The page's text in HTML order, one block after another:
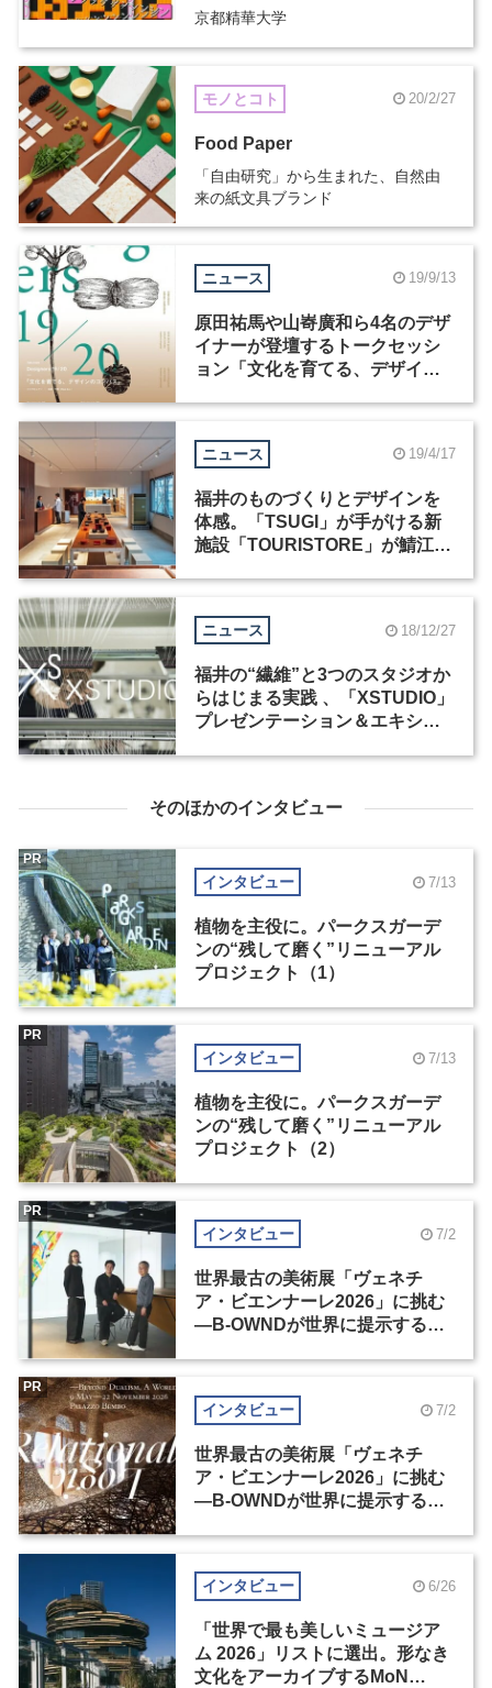
京都精華大学
モノとコト 20/2/27
Food Paper
「自由研究」から生まれた、自然由
来の紙文具ブランド
ニュース 19/9/13
原田祐馬や山㟢廣和ら4名のデザ
イナーが登壇するトークセッシ
ョン「文化を育てる、デザイン
ニュース 19/4/17
福井のものづくりとデザインを
体感。「TSUGI」が手がける新
施設「TOURISTORE」が鯖江に
ニュース 18/12/27
福井の“繊維”と3つのスタジオか
らはじまる実践 、「XSTUDIO」
プレゼンテーション＆エキシビ
そのほかのインタビュー
インタビュー 7/13
植物を主役に。パークスガーデ
ンの“残して磨く”リニューアル
プロジェクト（1）
PR
インタビュー 7/13
植物を主役に。パークスガーデ
ンの“残して磨く”リニューアル
プロジェクト（2）
PR
インタビュー 7/2
世界最古の美術展「ヴェネチ
ア・ビエンナーレ2026」に挑む
―B-OWNDが世界に提示する美
PR
インタビュー 7/2
世界最古の美術展「ヴェネチ
ア・ビエンナーレ2026」に挑む
―B-OWNDが世界に提示する美
PR
インタビュー 6/26
「世界で最も美しいミュージア
ム 2026」リストに選出。形なき
文化をアーカイブするMoN